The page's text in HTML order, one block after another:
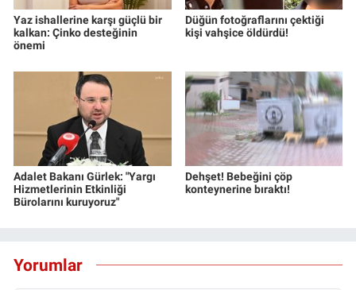
Yaz ishallerine karşı güçlü bir
kalkan: Çinko desteğinin
önemi
Düğün fotoğraflarını çektiği
kişi vahşice öldürdü!
Adalet Bakanı Gürlek: "Yargı
Hizmetlerinin Etkinliği
Bürolarını kuruyoruz"
Dehşet! Bebeğini çöp
konteynerine bıraktı!
Yorumlar